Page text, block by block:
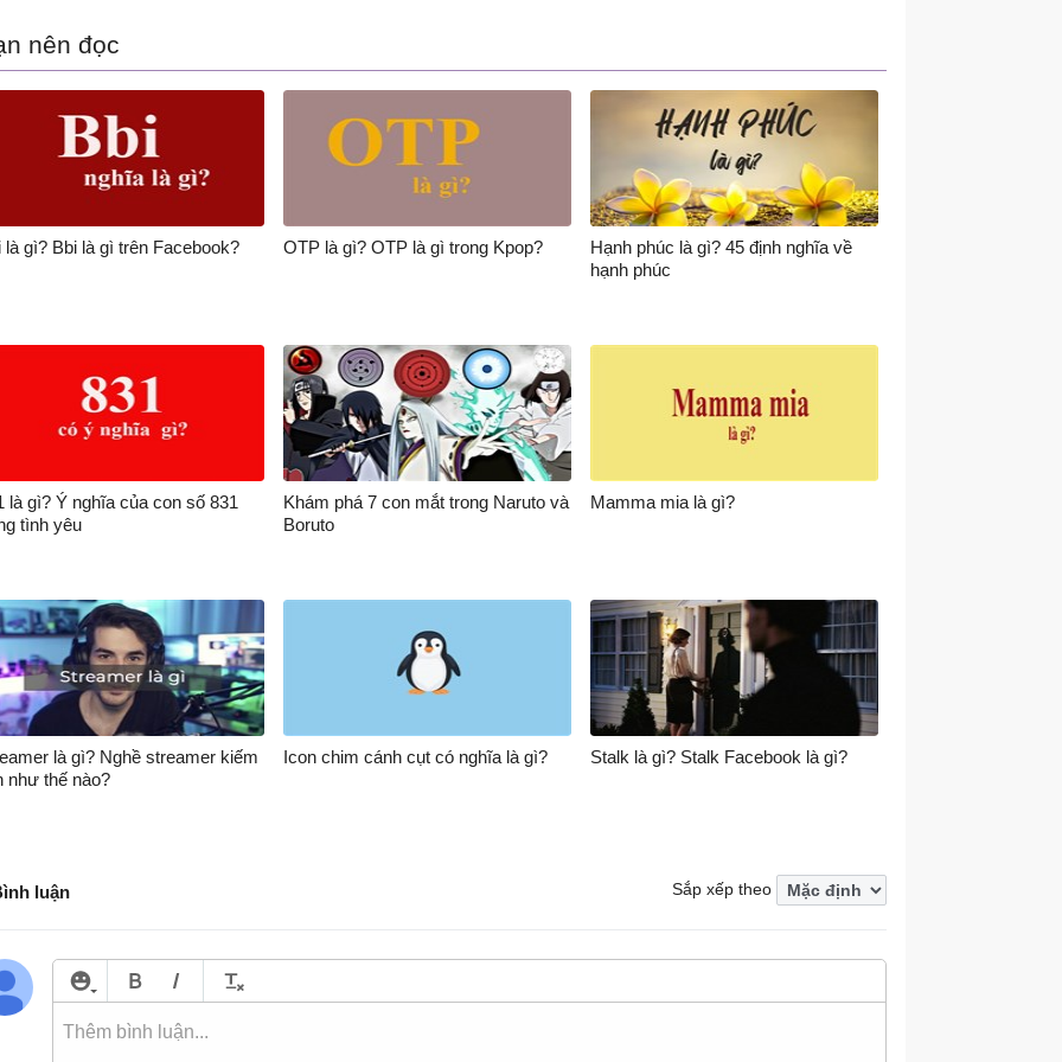
nên đọc
là gì? Bbi là gì trên Facebook? OTP là gì? OTP là gì trong Kpop?
Hạnh phúc là gì? 45 định nghĩa về
hạnh phúc
là gì? Ý nghĩa của con số 831
tình yêu
Khám phá 7 con mắt trong Naruto và
Boruto
Mamma mia là gì?
là gì? Nghề streamer kiếm
như thế nào?
Icon chim cánh cụt có nghĩa là gì? Stalk là gì? Stalk Facebook là gì?
luận Sắp xếp theo